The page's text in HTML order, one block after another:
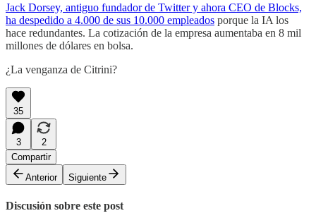
Jack Dorsey, antiguo fundador de Twitter y ahora CEO de Blocks,
ha despedido a 4.000 de sus 10.000 empleados porque la IA los
hace redundantes. La cotización de la empresa aumentaba en 8 mil
millones de dólares en bolsa.
¿La venganza de Citrini?
35
3
2
Compartir
Anterior
Siguiente
Discusión sobre este post